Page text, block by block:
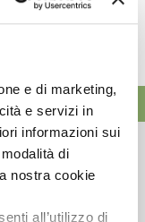
e di marketing,
e servizi in
informazioni sui
di
nostra cookie
all’utilizzo di
4.0
al valore